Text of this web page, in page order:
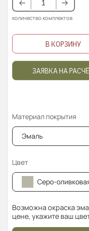
количество комплектов
В КОРЗИНУ
ЗАЯВКА НА
Материал покрытия
Эмаль
Цвет
Серо-
Возможна окраска
цене, укажите ваш